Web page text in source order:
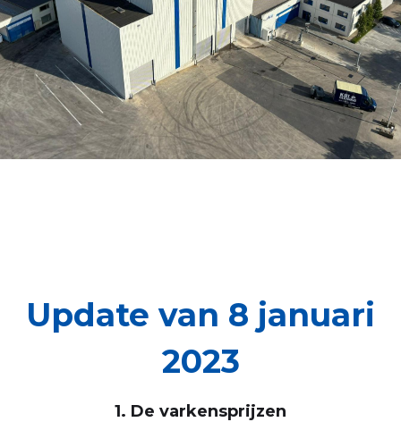
Update van 8 januari
2023
1. De varkensprijzen